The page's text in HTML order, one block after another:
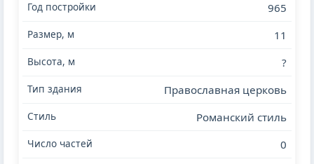
965
11
?
Православная церковь
Романский стиль
0